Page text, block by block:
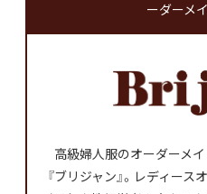
ーダーメ
高級婦人服のオーダーメ
『ブリジャン』。レディー